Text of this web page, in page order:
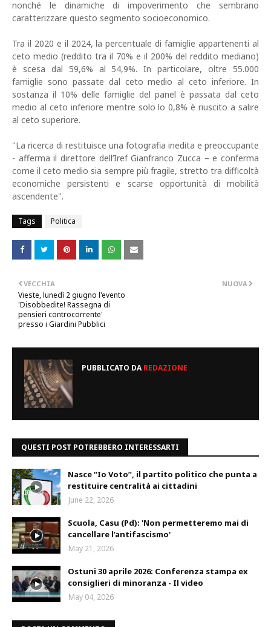
nonché le dinamiche di impoverimento che sembrano
caratterizzare questo segmento socioeconomico.
Tra il 2020 e il 2024, la percentuale di famiglie appartenenti al
ceto medio (reddito tra il 70% e il 200% del reddito mediano)
è scesa dal 59,6% al 54,9%. In particolare, oltre 55.000
famiglie sono passate dal ceto medio al ceto inferiore. In
sostanza il 10% delle famiglie del panel è passata dal ceto
medio al ceto inferiore mentre solo lo 0,8% è riuscito a salire
al ceto superiore.
"La ricerca di restituisce una fotografia inedita e preoccupante
- afferma il direttore dell’Iref Gianfranco Zucca – e conferma
come il ceto medio sia sempre più fragile, stretto tra difficoltà
economiche persistenti e scarse opportunità di mobilità
ascendente".
Tags Politica
NUOVA
VECCHIA
Vieste, lunedì 2 giugno l'evento
'Disobbedite! Rassegna di
pensieri controcorrente'
presso i Giardini Pubblici
PUBBLICATO DAREDAZIONE
QUESTI POST POTREBBERO INTERESSARTI
Nasce “Io Voto”, il partito politico che punta a
restituire centralità ai cittadini
June 22, 2026
Scuola, Casu (Pd): 'Non permetteremo mai di
cancellare l’antifascismo'
May 21, 2026
Ostuni 30 aprile 2026: Conferenza stampa ex
consiglieri di minoranza - Il video
May 04, 2026